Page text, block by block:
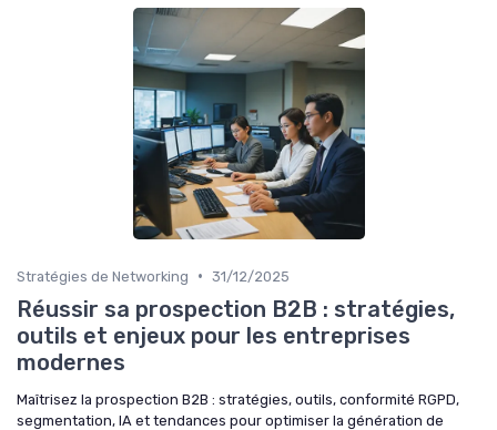
Stratégies de Networking • 31/12/2025
Réussir sa prospection B2B : stratégies,
outils et enjeux pour les entreprises
modernes
Maîtrisez la prospection B2B : stratégies, outils, conformité RGPD,
segmentation, IA et tendances pour optimiser la génération de